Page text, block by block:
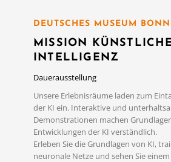
DEUTSCHES MUSEUM BONN
MISSION KÜNSTLICHE
INTELLIGENZ
Dauerausstellung
Unsere Erlebnisräume laden zum
der KI ein. Interaktive und
Demonstrationen machen
Entwicklungen der KI verständlich.
Erleben Sie die Grundlagen von KI,
neuronale Netze und sehen Sie